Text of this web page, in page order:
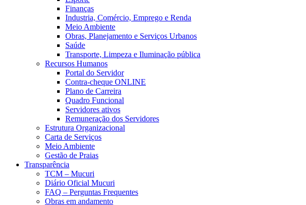
Finanças
Industria, Comércio, Emprego e Renda
Meio Ambiente
Obras, Planejamento e Serviços Urbanos
Saúde
Transporte, Limpeza e Iluminação pública
Recursos Humanos
Portal do Servidor
Contra-cheque ONLINE
Plano de Carreira
Quadro Funcional
Servidores ativos
Remuneração dos Servidores
Estrutura Organizacional
Carta de Serviços
Meio Ambiente
Gestão de Praias
Transparência
TCM – Mucuri
Diário Oficial Mucuri
FAQ – Perguntas Frequentes
Obras em andamento